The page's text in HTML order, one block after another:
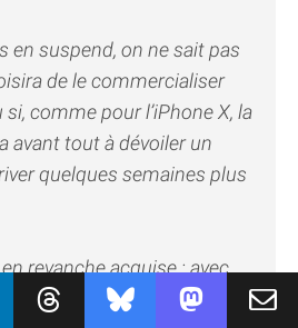
en suspend, on ne sait pas
de le commercialiser
comme pour l’iPhone X, la
avant tout à dévoiler un
quelques semaines plus
revanche acquise : avec
entend bien entrer à son